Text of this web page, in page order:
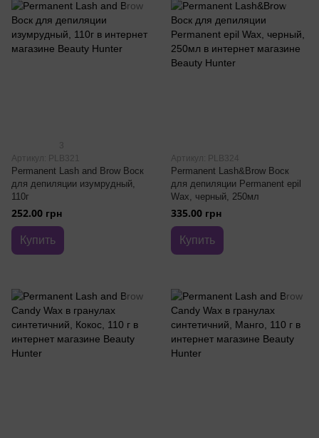
3
Артикул: PLB321
Permanent Lash and Brow Воск
для депиляции изумрудный,
110г
252.00 грн
Купить
Артикул: PLB324
Permanent Lash&Brow Воск
для депиляции Permanent epil
Wax, черный, 250мл
335.00 грн
Купить